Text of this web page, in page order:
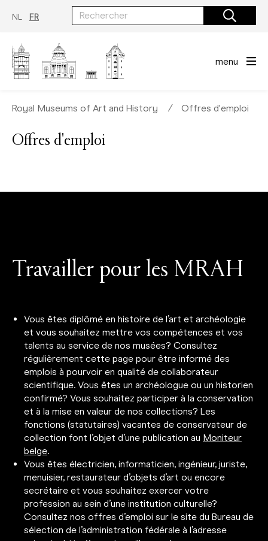
NL FR
menu
Royal Museums of Art and History ∕ Offres d'emploi
Offres d'emploi
Travailler pour les MRAH
Vous êtes diplômé en histoire de l’art et archéologie
et vous souhaitez mettre vos compétences et vos
talents au service de nos musées? Consultez
régulièrement cette page pour être informé des
emplois à pourvoir en qualité de collaborateur
scientifique. Vous êtes un archéologue ou un historien
confirmé? Vous souhaitez participer à la conservation
et à la mise en valeur de nos collections? Les
fonctions (statutaires) vacantes de conservateur de
collection font l’objet d’une publication au Moniteur
belge.
Vous êtes électricien, informaticien, ingénieur, juriste,
menuisier, restaurateur d’objets d’art ou encore
secrétaire et vous souhaitez exercer votre
profession au sein d’une institution culturelle?
Consultez nos offres d’emploi sur le site du Bureau de
sélection de l’administration fédérale à l’adresse